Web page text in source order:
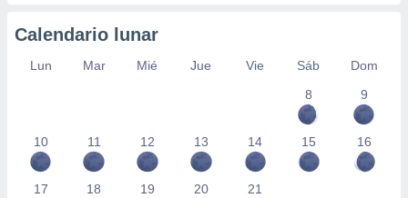
Calendario lunar
Lun Mar Mié Jue Vie Sáb
Dom
8
9
10 11 12 13 14 15 16
17 18 19 20 21